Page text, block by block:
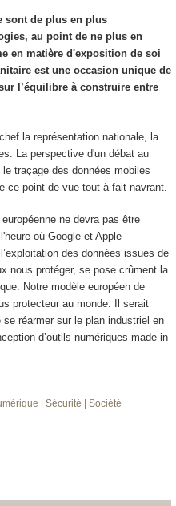
sont de plus en plus
au point de ne plus en
en matière d'exposition de soi
est une occasion unique de
l’équilibre à construire entre
la représentation nationale, la
La perspective d'un débat au
traçage des données mobiles
ce point de vue tout à fait navrant.
ne devra pas être
où Google et Apple
des données issues de
nous protéger, se pose crûment la
Notre modèle européen de
protecteur au monde. Il serait
réarmer sur le plan industriel en
d’outils numériques made in
| Sécurité | Société